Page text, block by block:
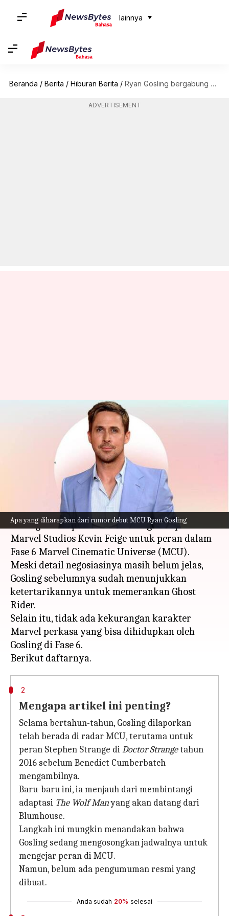
lainnya
Beranda / Berita / Hiburan Berita / Ryan Gosling bergabung dengan Marvel? Memprediksi potensi peran MCU untuknya
ADVERTISEMENT
Apa yang diharapkan dari rumor debut MCU Ryan Gosling
Ryan Gosling bergabung
dengan Marvel? Memprediksi
potensi peran MCU untuknya
Dec 27, 2023 11:24 am
Rumor mengatakan bahwa aktor Ryan Gosling
sedang dalam pembicaraan dengan kepala
Marvel Studios Kevin Feige untuk peran dalam
Fase 6 Marvel Cinematic Universe (MCU).
Meski detail negosiasinya masih belum jelas,
Gosling sebelumnya sudah menunjukkan
ketertarikannya untuk memerankan Ghost
Rider.
Selain itu, tidak ada kekurangan karakter
Marvel perkasa yang bisa dihidupkan oleh
Gosling di Fase 6.
2
Mengapa artikel ini penting?
Selama bertahun-tahun, Gosling dilaporkan
telah berada di radar MCU, terutama untuk
peran Stephen Strange diDoctor Strangetahun
2016 sebelum Benedict Cumberbatch
mengambilnya.
Baru-baru ini, ia menjauh dari membintangi
adaptasi The Wolf Manyang akan datang dari
Blumhouse.
Langkah ini mungkin menandakan bahwa
Gosling sedang mengosongkan jadwalnya untuk
mengejar peran di MCU.
Namun, belum ada pengumuman resmi yang
dibuat.
Anda sudah 20% selesai